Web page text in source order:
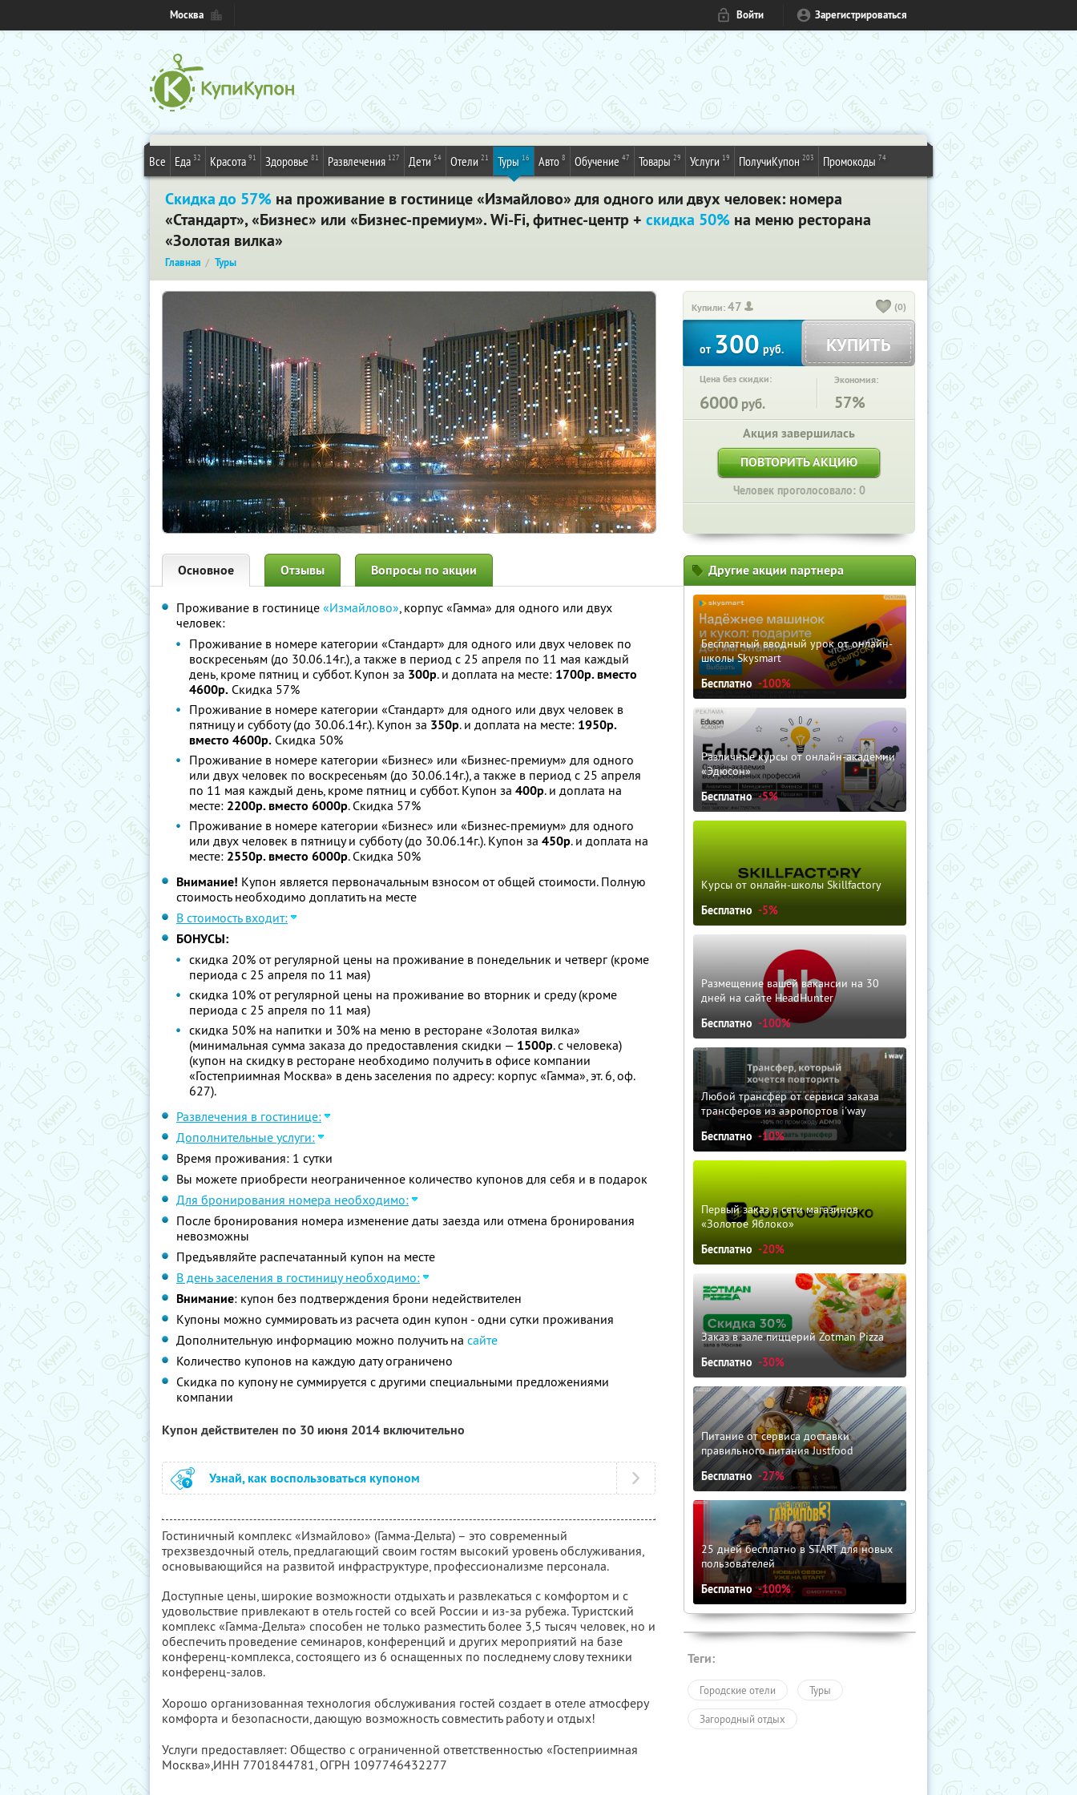
Москва Войти Зарегистрироваться
Все Еда 32 Красота 91 Здоровье 81 Развлечения 127 Дети 54 Отели 21 Туры 16 Авто 8 Обучение 47 Товары 29 Услуги 19 ПолучиКупон 203 Промокоды 74
Скидка до 57% на проживание в гостинице «Измайлово» для одного или двух человек: номера
«Стандарт», «Бизнес» или «Бизнес-премиум». Wi-Fi, фитнес-центр + скидка 50% на меню ресторана
«Золотая вилка»
Главная Туры
Купили:47 (0)
от300руб. КУПИТЬ
Цена без скидки:
6000 руб.
Экономия:
57%
Акция завершилась
ПОВТОРИТЬ АКЦИЮ
Человек проголосовало: 0
Основное Отзывы Вопросы по акции
Проживание в гостинице «Измайлово», корпус «Гамма» для одного или двух
человек:
Проживание в номере категории «Стандарт» для одного или двух человек по
воскресеньям (до 30.06.14г.), а также в период с 25 апреля по 11 мая каждый
день, кроме пятниц и суббот. Купон за 300р. и доплата на месте: 1700р. вместо
4600р. Скидка 57%
Проживание в номере категории «Стандарт» для одного или двух человек в
пятницу и субботу (до 30.06.14г.). Купон за 350р. и доплата на месте: 1950р.
вместо 4600р. Скидка 50%
Проживание в номере категории «Бизнес» или «Бизнес-премиум» для одного
или двух человек по воскресеньям (до 30.06.14г.), а также в период с 25 апреля
по 11 мая каждый день, кроме пятниц и суббот. Купон за 400р. и доплата на
месте: 2200р. вместо 6000р. Скидка 57%
Проживание в номере категории «Бизнес» или «Бизнес-премиум» для одного
или двух человек в пятницу и субботу (до 30.06.14г.). Купон за 450р. и доплата на
месте: 2550р. вместо 6000р. Скидка 50%
Внимание! Купон является первоначальным взносом от общей стоимости. Полную
стоимость необходимо доплатить на месте
В стоимость входит:
БОНУСЫ:
скидка 20% от регулярной цены на проживание в понедельник и четверг (кроме
периода с 25 апреля по 11 мая)
скидка 10% от регулярной цены на проживание во вторник и среду (кроме
периода с 25 апреля по 11 мая)
скидка 50% на напитки и 30% на меню в ресторане «Золотая вилка»
(минимальная сумма заказа до предоставления скидки — 1500р. с человека)
(купон на скидку в ресторане необходимо получить в офисе компании
«Гостеприимная Москва» в день заселения по адресу: корпус «Гамма», эт. 6, оф.
627).
Развлечения в гостинице:
Дополнительные услуги:
Время проживания: 1 сутки
Вы можете приобрести неограниченное количество купонов для себя и в подарок
Для бронирования номера необходимо:
После бронирования номера изменение даты заезда или отмена бронирования
невозможны
Предъявляйте распечатанный купон на месте
В день заселения в гостиницу необходимо:
Внимание: купон без подтверждения брони недействителен
Купоны можно суммировать из расчета один купон - одни сутки проживания
Дополнительную информацию можно получить на сайте
Количество купонов на каждую дату ограничено
Скидка по купону не суммируется с другими специальными предложениями
компании
Купон действителен по 30 июня 2014 включительно
Узнай, как воспользоваться купоном
Гостиничный комплекс «Измайлово» (Гамма-Дельта) – это современный
трехзвездочный отель, предлагающий своим гостям высокий уровень обслуживания,
основывающийся на развитой инфраструктуре, профессионализме персонала.
Доступные цены, широкие возможности отдыхать и развлекаться с комфортом и с
удовольствие привлекают в отель гостей со всей России и из-за рубежа. Туристский
комплекс «Гамма-Дельта» способен не только разместить более 3,5 тысяч человек, но и
обеспечить проведение семинаров, конференций и других мероприятий на базе
конференц-комплекса, состоящего из 6 оснащенных по последнему слову техники
конференц-залов.
Хорошо организованная технология обслуживания гостей создает в отеле атмосферу
комфорта и безопасности, дающую возможность совместить работу и отдых!
Услуги предоставляет: Общество с ограниченной ответственностью «Гостеприимная
Москва»,ИНН 7701844781, ОГРН 1097746432277
Другие акции партнера
Бесплатный вводный урок от онлайн-
школы Skysmart
Бесплатно -100%
Различные курсы от онлайн-академии
«Эдюсон»
Бесплатно -5%
Курсы от онлайн-школы Skillfactory
Бесплатно -5%
Размещение вашей вакансии на 30
дней на сайте HeadHunter
Бесплатно -100%
Любой трансфер от сервиса заказа
трансферов из аэропортов i'way
Бесплатно -10%
Первый заказ в сети магазинов
«Золотое Яблоко»
Бесплатно -20%
Заказ в зале пиццерий Zotman Pizza
Бесплатно -30%
Питание от сервиса доставки
правильного питания Justfood
Бесплатно -27%
25 дней бесплатно в START для новых
пользователей
Бесплатно -100%
Теги:
Городские отели Туры
Загородный отдых